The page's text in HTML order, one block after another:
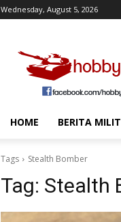
Wednesday, August 5, 2026
HOME BERITA
Tags Stealth Bomber
Tag: Stealth